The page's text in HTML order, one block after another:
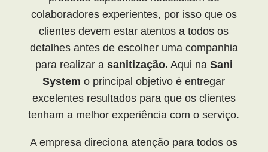
colaboradores experientes, por isso que os
clientes devem estar atentos a todos os
detalhes antes de escolher uma companhia
para realizar a sanitização. Aqui na Sani
System o principal objetivo é entregar
excelentes resultados para que os clientes
tenham a melhor experiência com o serviço.
A empresa direciona atenção para todos os